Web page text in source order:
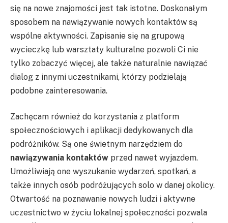
się na nowe znajomości jest tak istotne. Doskonałym
sposobem na nawiązywanie nowych kontaktów są
wspólne aktywności. Zapisanie się na grupową
wycieczkę lub warsztaty kulturalne pozwoli Ci nie
tylko zobaczyć więcej, ale także naturalnie nawiązać
dialog z innymi uczestnikami, którzy podzielają
podobne zainteresowania.
Zachęcam również do korzystania z platform
społecznościowych i aplikacji dedykowanych dla
podróżników. Są one świetnym narzędziem do
nawiązywania kontaktów przed nawet wyjazdem.
Umożliwiają one wyszukanie wydarzeń, spotkań, a
także innych osób podróżujących solo w danej okolicy.
Otwartość na poznawanie nowych ludzi i aktywne
uczestnictwo w życiu lokalnej społeczności pozwala